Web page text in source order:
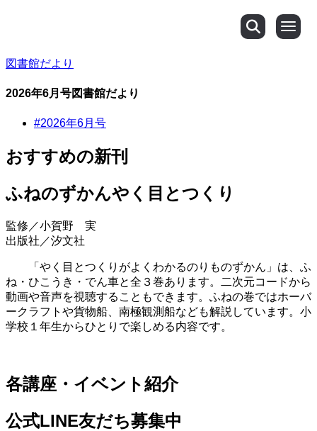
健康・福祉
佐伯市公式Webサイト
Follow
me
図書館だより
2026年6月号図書館だより
#2026年6月号
おすすめの新刊
ふねのずかんやく目とつくり
監修／小賀野 実
出版社／汐文社
「やく目とつくりがよくわかるのりものずかん」は、ふ
ね・ひこうき・でん車と全３巻あります。二次元コードから
動画や音声を視聴することもできます。ふねの巻ではホーバ
ークラフトや貨物船、南極観測船なども解説しています。小
学校１年生からひとりで楽しめる内容です。
各講座・イベント紹介
公式LINE友だち募集中